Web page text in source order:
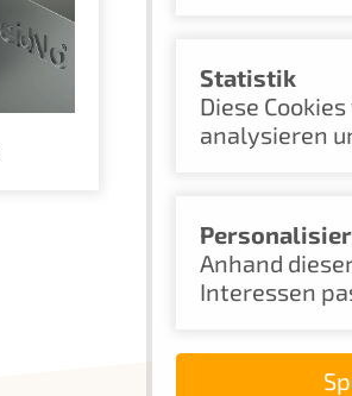
Statistik
Diese
analysieren
Anhand
Interessen